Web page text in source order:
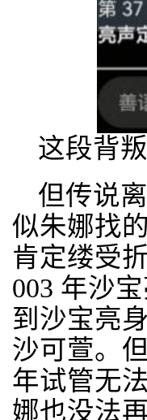
这段背
但传说
似朱娜找
肯定缕受
003 年沙
到沙宝亮
沙可萱。
年试管无
娜也没法